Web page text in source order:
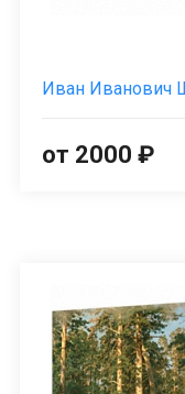
Иван Иванович
от 2000 ₽